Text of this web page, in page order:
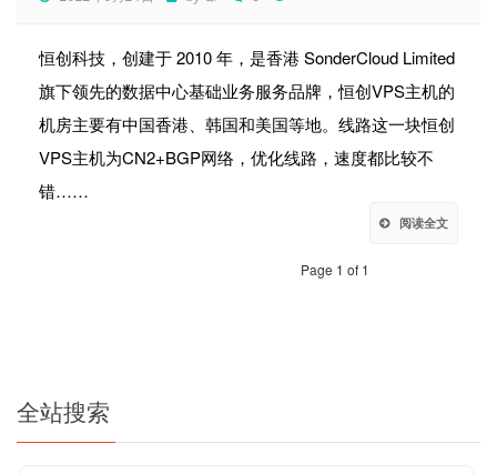
恒创科技，创建于 2010 年，是香港 SonderCloud Limited
旗下领先的数据中心基础业务服务品牌，恒创VPS主机的
机房主要有中国香港、韩国和美国等地。线路这一块恒创
VPS主机为CN2+BGP网络，优化线路，速度都比较不
错……
阅读全文
Page 1 of 1
全站搜索